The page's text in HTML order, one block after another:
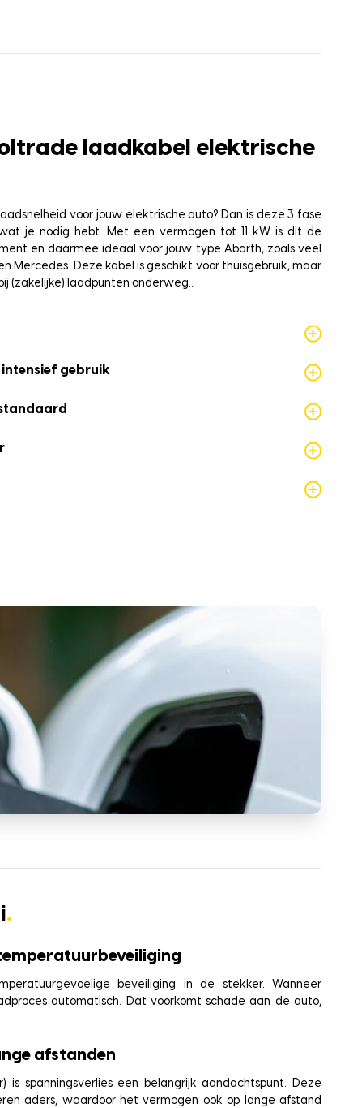
laadkabel elektrische
voor jouw elektrische auto? Dan is deze 3 fase
je nodig hebt. Met een vermogen tot 11 kW is dit de
en daarmee ideaal voor jouw type Abarth, zoals veel
Mercedes. Deze kabel is geschikt voor thuisgebruik, maar
(zakelijke) laadpunten onderweg..
intensief gebruik
.
beveiliging in de stekker. Wanneer
automatisch. Dat voorkomt schade aan de auto,
afstanden
spanningsverlies een belangrijk aandachtspunt. Deze
aders, waardoor het vermogen ook op lange afstand